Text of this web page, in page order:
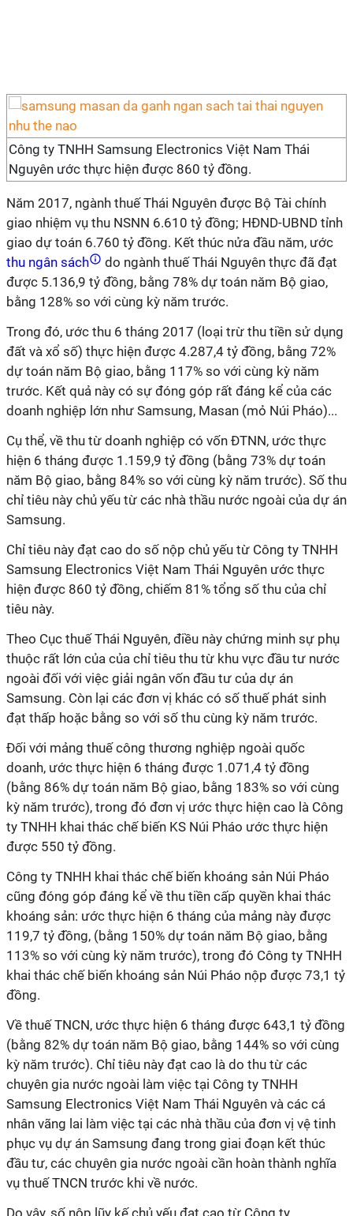
Công ty TNHH Samsung Electronics Việt Nam Thái
Nguyên ước thực hiện được 860 tỷ đồng.
Năm 2017, ngành thuế Thái Nguyên được Bộ Tài chính
giao nhiệm vụ thu NSNN 6.610 tỷ đồng; HĐND-UBND tỉnh
giao dự toán 6.760 tỷ đồng. Kết thúc nửa đầu năm, ước
thu ngân sách
do ngành thuế Thái Nguyên thực đã đạt
được 5.136,9 tỷ đồng, bằng 78% dự toán năm Bộ giao,
bằng 128% so với cùng kỳ năm trước.
Trong đó, ước thu 6 tháng 2017 (loại trừ thu tiền sử dụng
đất và xổ số) thực hiện được 4.287,4 tỷ đồng, bằng 72%
dự toán năm Bộ giao, bằng 117% so với cùng kỳ năm
trước. Kết quả này có sự đóng góp rất đáng kể của các
doanh nghiệp lớn như Samsung, Masan (mỏ Núi Pháo)...
Cụ thể, về thu từ doanh nghiệp có vốn ĐTNN, ước thực
hiện 6 tháng được 1.159,9 tỷ đồng (bằng 73% dự toán
năm Bộ giao, bằng 84% so với cùng kỳ năm trước). Số thu
chỉ tiêu này chủ yếu từ các nhà thầu nước ngoài của dự án
Samsung.
Chỉ tiêu này đạt cao do số nộp chủ yếu từ Công ty TNHH
Samsung Electronics Việt Nam Thái Nguyên ước thực
hiện được 860 tỷ đồng, chiếm 81% tổng số thu của chỉ
tiêu này.
Theo Cục thuế Thái Nguyên, điều này chứng minh sự phụ
thuộc rất lớn của của chỉ tiêu thu từ khu vực đầu tư nước
ngoài đối với việc giải ngân vốn đầu tư của dự án
Samsung. Còn lại các đơn vị khác có số thuế phát sinh
đạt thấp hoặc bằng so với số thu cùng kỳ năm trước.
Đối với mảng thuế công thương nghiệp ngoài quốc
doanh, ước thực hiện 6 tháng được 1.071,4 tỷ đồng
(bằng 86% dự toán năm Bộ giao, bằng 183% so với cùng
kỳ năm trước), trong đó đơn vị ước thực hiện cao là Công
ty TNHH khai thác chế biến KS Núi Pháo ước thực hiện
được 550 tỷ đồng.
Công ty TNHH khai thác chế biến khoáng sản Núi Pháo
cũng đóng góp đáng kể về thu tiền cấp quyền khai thác
khoáng sản: ước thực hiện 6 tháng của mảng này được
119,7 tỷ đồng, (bằng 150% dự toán năm Bộ giao, bằng
113% so với cùng kỳ năm trước), trong đó Công ty TNHH
khai thác chế biến khoáng sản Núi Pháo nộp được 73,1 tỷ
đồng.
Về thuế TNCN, ước thực hiện 6 tháng được 643,1 tỷ đồng
(bằng 82% dự toán năm Bộ giao, bằng 144% so với cùng
kỳ năm trước). Chỉ tiêu này đạt cao là do thu từ các
chuyên gia nước ngoài làm việc tại Công ty TNHH
Samsung Electronics Việt Nam Thái Nguyên và các cá
nhân vãng lai làm việc tại các nhà thầu của đơn vị vệ tinh
phục vụ dự án Samsung đang trong giai đoạn kết thúc
đầu tư, các chuyên gia nước ngoài cần hoàn thành nghĩa
vụ thuế TNCN trước khi về nước.
Do vậy, số nộp lũy kế chủ yếu đạt cao từ Công ty